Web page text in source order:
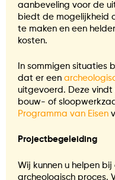
aanbeveling voor de
biedt de mogelijkheid
te maken en een
kosten.
In sommigen
dat er een
uitgevoerd. Deze
bouw- of
Programma van Eisen
Projectbegeleiding
Wij kunnen u helpen
archeologisch proces.